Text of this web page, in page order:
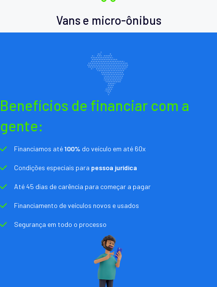
Vans e micro-ônibus
Benefícios de financiar com a
gente:
Financiamos até100% do veículo em até 60x
Condições especiais para pessoa jurídica
Até 45 dias de carência para começar a pagar
Financiamento de veículos novos e usados
Segurança em todo o processo